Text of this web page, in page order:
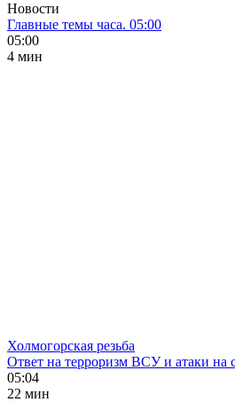
Новости
Главные темы часа. 05:00
05:00
4 мин
Холмогорская резьба
Ответ на терроризм ВСУ и атаки на
05:04
22 мин